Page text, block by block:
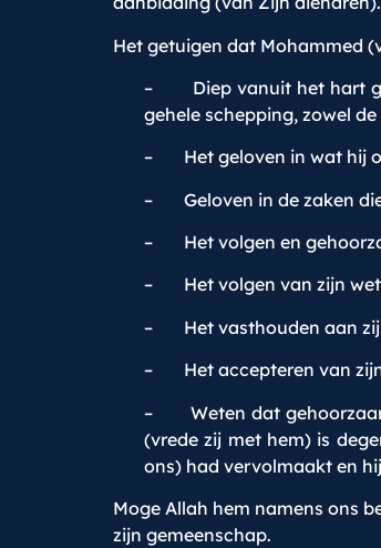
Het getuigen dat Mohammed
– Diep vanuit het hart
gehele schepping, zowel
– Het geloven in wat hij
– Geloven in de zaken die
– Het volgen en
– Het volgen van zijn
– Het vasthouden aan zijn
– Het accepteren van zijn
– Weten dat
(vrede zij met hem) is
ons) had vervolmaakt en
Moge Allah hem namens ons
zijn gemeenschap.